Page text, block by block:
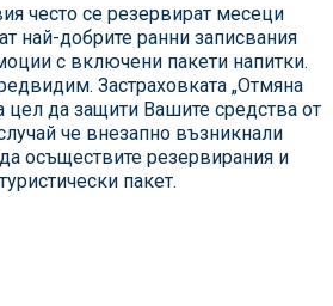
често се резервират месеци
най-добрите ранни записвания
с включени пакети напитки.
Застраховката „Отмяна
цел да защити Вашите средства от
че внезапно възникнали
осъществите резервирания и
пакет.